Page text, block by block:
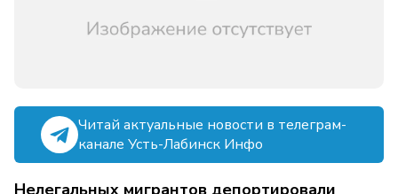
Читай актуальные новости в телеграм-
канале Усть-Лабинск Инфо
Нелегальных мигрантов депортировали